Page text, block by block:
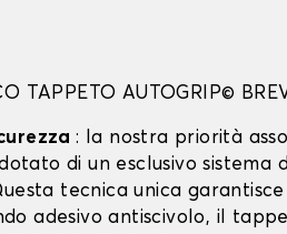
TAPPETO AUTOGRIP©
: la nostra priorità
di un esclusivo sistema
tecnica unica
adesivo antiscivolo, il